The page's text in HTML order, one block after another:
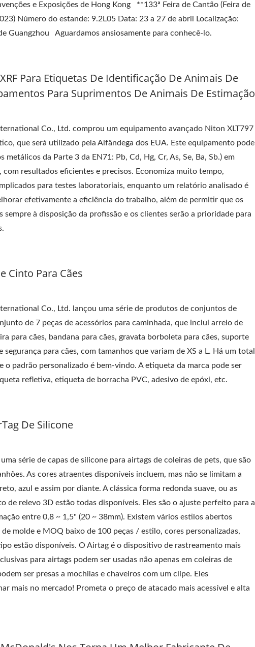
e Exposições de Hong Kong **133ª Feira de Cantão (Feira de
Número do estande: 9.2L05 Data: 23 a 27 de abril Localização:
Guangzhou Aguardamos ansiosamente para conhecê-lo.
Para Etiquetas De Identificação De Animais De
Para Suprimentos De Animais De Estimação
Co., Ltd. comprou um equipamento avançado Niton XLT797
que será utilizado pela Alfândega dos EUA. Este equipamento pode
da Parte 3 da EN71: Pb, Cd, Hg, Cr, As, Se, Ba, Sb.) em
resultados eficientes e precisos. Economiza muito tempo,
para testes laboratoriais, enquanto um relatório analisado é
efetivamente a eficiência do trabalho, além de permitir que os
à disposição da profissão e os clientes serão a prioridade para
Cinto Para Cães
Co., Ltd. lançou uma série de produtos de conjuntos de
de 7 peças de acessórios para caminhada, que inclui arreio de
para cães, bandana para cães, gravata borboleta para cães, suporte
segurança para cães, com tamanhos que variam de XS a L. Há um total
o padrão personalizado é bem-vindo. A etiqueta da marca pode ser
refletiva, etiqueta de borracha PVC, adesivo de epóxi, etc.
De Silicone
série de capas de silicone para airtags de coleiras de pets, que são
As cores atraentes disponíveis incluem, mas não se limitam a
azul e assim por diante. A clássica forma redonda suave, ou as
de relevo 3D estão todas disponíveis. Eles são o ajuste perfeito para a
entre 0,8 ~ 1,5" (20 ~ 38mm). Existem vários estilos abertos
molde e MOQ baixo de 100 peças / estilo, cores personalizadas,
estão disponíveis. O Airtag é o dispositivo de rastreamento mais
para airtags podem ser usadas não apenas em coleiras de
ser presas a mochilas e chaveiros com um clipe. Eles
mais no mercado! Prometa o preço de atacado mais acessível e alta